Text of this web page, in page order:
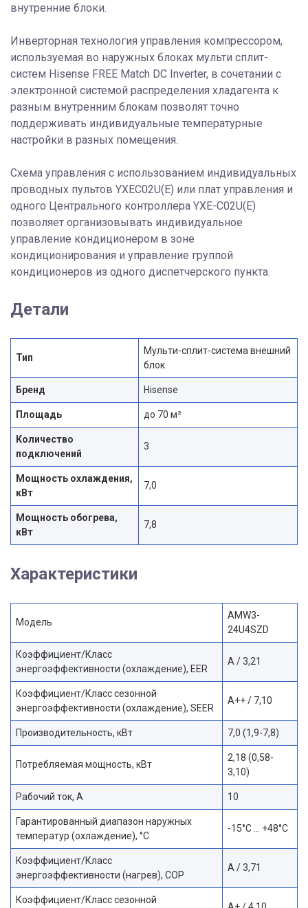
внутренние блоки.
Инверторная технология управления компрессором,
используемая во наружных блоках мульти сплит-
систем Hisense FREE Match DC Inverter, в сочетании с
электронной системой распределения хладагента к
разным внутренним блокам позволят точно
поддерживать индивидуальные температурные
настройки в разных помещения.
Схема управления с использованием индивидуальных
проводных пультов YXEC02U(E) или плат управления и
одного Центрального контроллера YXE-C02U(E)
позволяет организовывать индивидуальное
управление кондиционером в зоне
кондиционирования и управление группой
кондиционеров из одного диспетчерcкого пункта.
Детали
Тип
Мульти-сплит-система внешний
блок
Бренд Hisense
Площадь до 70 м²
Количество
подключений
3
Мощность охлаждения,
кВт
7,0
Мощность обогрева,
кВт
7,8
Характеристики
Модель
AMW3-
24U4SZD
Коэффициент/Класс
энергоэффективности (охлаждение), EER
A / 3,21
Коэффициент/Класс сезонной
энергоэффективности (охлаждение), SEER
A++ / 7,10
Производительность, кВт 7,0 (1,9-7,8)
Потребляемая мощность, кВт
2,18 (0,58-
3,10)
Рабочий ток, А 10
Гарантированный диапазон наружных
температур (охлаждение), °С
-15°C … +48°C
Коэффициент/Класс
энергоэффективности (нагрев), COP
A / 3,71
Коэффициент/Класс сезонной